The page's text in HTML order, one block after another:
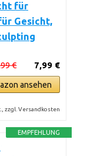
für
Gesicht,
7,99 €
€
ansehen
zzgl. Versandkosten
EMPFEHLUNG